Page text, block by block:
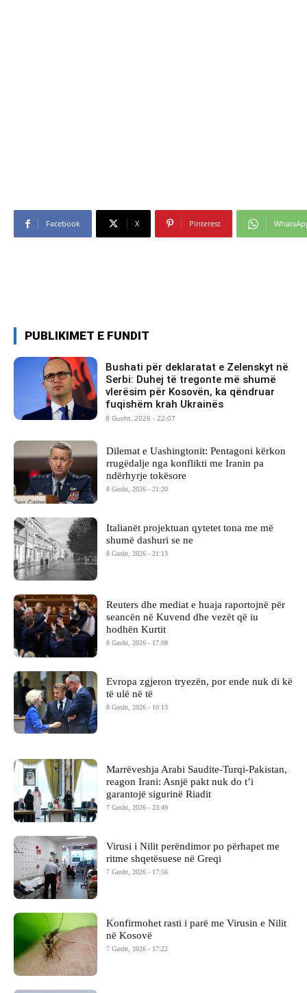
Facebook X Pinterest
PUBLIKIMET E FUNDIT
Bushati për deklaratat e Zelenskyt në
Serbi: Duhej të tregonte më shumë
vlerësim për Kosovën, ka qëndruar
fuqishëm krah Ukrainës
8 Gusht, 2026 - 22:07
Dilemat e Uashingtonit: Pentagoni kërkon
rrugëdalje nga konflikti me Iranin pa
ndërhyrje tokësore
8 Gusht, 2026 - 21:20
Italianët projektuan qytetet tona me më
shumë dashuri se ne
8 Gusht, 2026 - 21:13
Reuters dhe mediat e huaja raportojnë për
seancën në Kuvend dhe vezët që iu
hodhën Kurtit
8 Gusht, 2026 - 17:08
Evropa zgjeron tryezën, por ende nuk di kë
të ulë në të
8 Gusht, 2026 - 10:13
Marrëveshja Arabi Saudite-Turqi-Pakistan,
reagon Irani: Asnjë pakt nuk do t’i
garantojë sigurinë Riadit
7 Gusht, 2026 - 23:49
Virusi i Nilit perëndimor po përhapet me
ritme shqetësuese në Greqi
7 Gusht, 2026 - 17:56
Konfirmohet rasti i parë me Virusin e Nilit
në Kosovë
7 Gusht, 2026 - 17:22